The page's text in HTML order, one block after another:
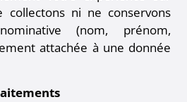
collectons ni ne conservons
(nom, prénom,
attachée à une donnée